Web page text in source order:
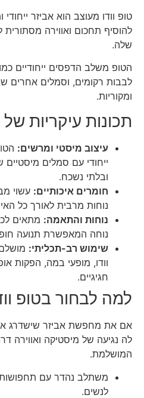
טופ וודו מעוצב הוא אביזר
להוסיף תחכום ואווירה
שלה.
הטופ משלב הדפסים ייחודיים כמו
לבבות רקומים, וסמלים אחרים
ומקוריות.
תכונות עיקריות של
עיצוב מיסטי ומרשים:
ייחודי עם סמלים מיסטיים
ובלתי נשכח.
חומרים איכותיים: עשוי
נוחות מרבית לאורך כל
נוחות והתאמה: מתאים
נוחה המאפשרת תנועה
שימוש רב-תכליתי:
וודו, מופעי במה, הפקות
חגיגיים.
למה לבחור בטופ
אם את מחפשת אביזר שישדרג
לה נגיעה של מיסטיקה ואווירה
המושלמת.
משתלב נהדר עם תחפושות
לנשים.